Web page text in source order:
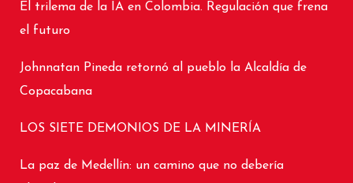
El trilema de la IA en Colombia. Regulación que frena
el futuro
Johnnatan Pineda retornó al pueblo la Alcaldía de
Copacabana
LOS SIETE DEMONIOS DE LA MINERÍA
La paz de Medellín: un camino que no debería